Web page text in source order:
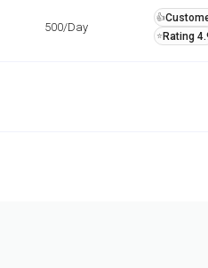
500/Day
👍
⭐Rating